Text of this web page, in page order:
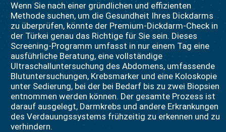
Wenn Sie nach einer gründlichen und effizienten
Methode suchen, um die Gesundheit Ihres Dickdarms
zu überprüfen, könnte der Premium-Dickdarm-Check in
der Türkei genau das Richtige für Sie sein. Dieses
Screening-Programm umfasst in nur einem Tag eine
ausführliche Beratung, eine vollständige
Ultraschalluntersuchung des Abdomens, umfassende
Blutuntersuchungen, Krebsmarker und eine Koloskopie
unter Sedierung, bei der bei Bedarf bis zu zwei Biopsien
entnommen werden können. Der gesamte Prozess ist
darauf ausgelegt, Darmkrebs und andere Erkrankungen
des Verdauungssystems frühzeitig zu erkennen und zu
verhindern.